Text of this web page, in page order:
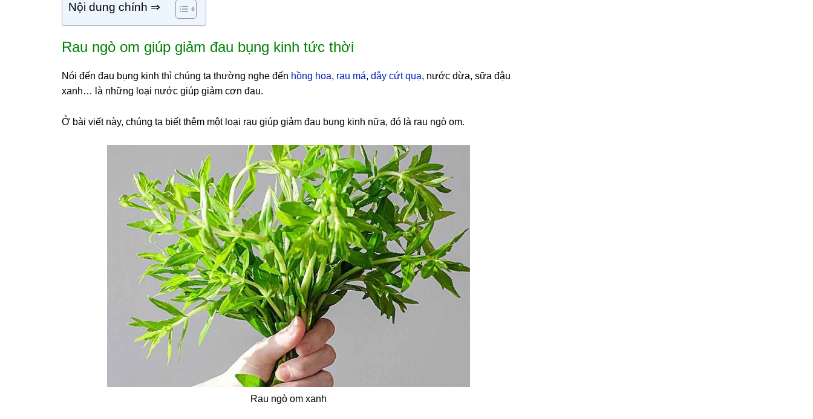
Nội dung chính ⇒
Rau ngò om giúp giảm đau bụng kinh tức thời
Nói đến đau bụng kinh thì chúng ta thường nghe đến hồng hoa, rau má, dây cứt quạ, nước dừa, sữa đậu
xanh… là những loại nước giúp giảm cơn đau.
Ở bài viết này, chúng ta biết thêm một loại rau giúp giảm đau bụng kinh nữa, đó là rau ngò om.
Rau ngò om xanh